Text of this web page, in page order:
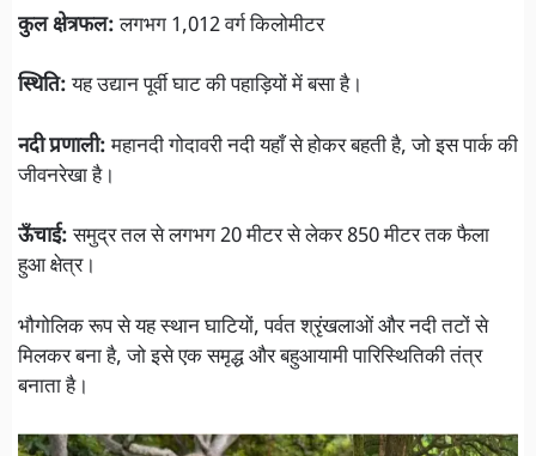
कुल क्षेत्रफल:लगभग 1,012 वर्ग किलोमीटर
स्थिति:यह उद्यान पूर्वी घाट की पहाड़ियों में बसा है।
नदी प्रणाली:महानदी गोदावरी नदी यहाँ से होकर बहती है, जो इस पार्क की
जीवनरेखा है।
ऊँचाई:समुद्र तल से लगभग 20 मीटर से लेकर 850 मीटर तक फैला
हुआ क्षेत्र।
भौगोलिक रूप से यह स्थान घाटियों, पर्वत श्रृंखलाओं और नदी तटों से
मिलकर बना है, जो इसे एक समृद्ध और बहुआयामी पारिस्थितिकी तंत्र
बनाता है।